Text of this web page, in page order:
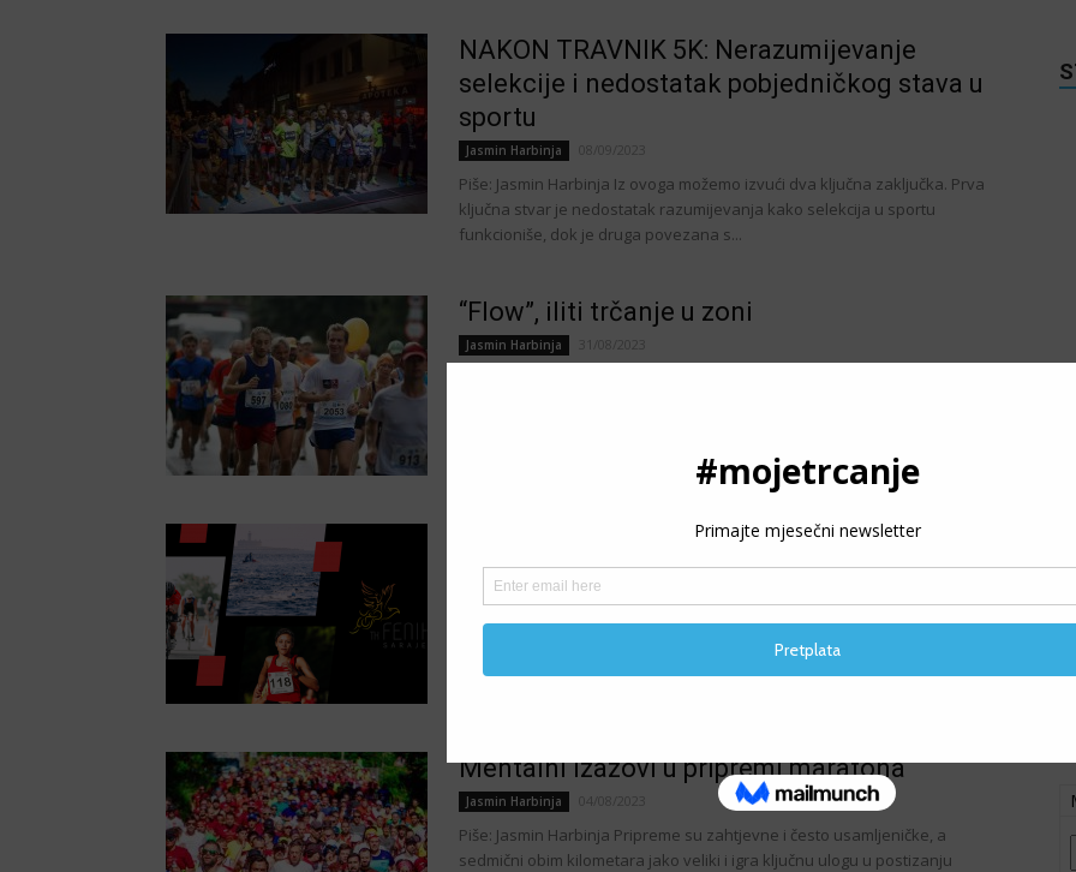
NAKON TRAVNIK 5K: Nerazumijevanje
selekcije i nedostatak pobjedničkog stava u
sportu
Jasmin Harbinja 08/09/2023
Piše: Jasmin Harbinja Iz ovoga možemo izvući dva ključna zaključka. Prva
ključna stvar je nedostatak razumijevanja kako selekcija u sportu
funkcioniše, dok je druga povezana s...
“Flow”, iliti trčanje u zoni
Jasmin Harbinja 31/08/2023
TK FENIKS: Novi član male bh. triatlonske
porodice
Jasmin Harbinja 16/08/2023
Piše: Jasmin Harbinja Zbog toga je klub tek osnovan ove godine i zvanično
je dio Triatlon i pentatlon saveza Bosne i Hercegovine. Naša duboka
Mentalni izazovi u pripremi maratona
Jasmin Harbinja 04/08/2023
Piše: Jasmin Harbinja Pripreme su zahtjevne i često usamljeničke, a
sedmični obim kilometara jako veliki i igra ključnu ulogu u postizanju